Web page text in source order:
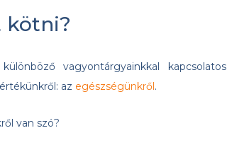
kötni?
vagyontárgyainkkal kapcsolatos
az egészségünkről .
van szó?